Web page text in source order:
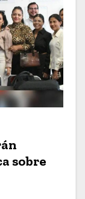
sobre